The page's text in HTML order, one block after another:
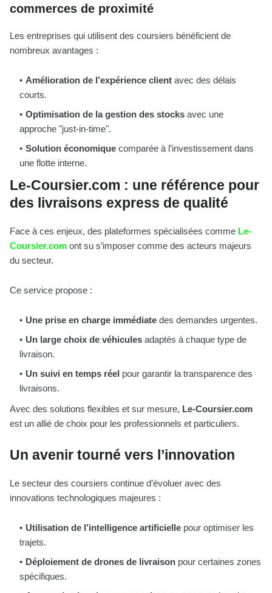
commerces de proximité
Les entreprises qui utilisent des coursiers bénéficient de
nombreux avantages :
Amélioration de l’expérience client avec des délais
courts.
Optimisation de la gestion des stocks avec une
approche "just-in-time".
Solution économique comparée à l’investissement dans
une flotte interne.
Le-Coursier.com : une référence pour
des livraisons express de qualité
Face à ces enjeux, des plateformes spécialisées comme Le-
Coursier.com ont su s’imposer comme des acteurs majeurs
du secteur.
Ce service propose :
Une prise en charge immédiate des demandes urgentes.
Un large choix de véhicules adaptés à chaque type de
livraison.
Un suivi en temps réel pour garantir la transparence des
livraisons.
Avec des solutions flexibles et sur mesure, Le-Coursier.com
est un allié de choix pour les professionnels et particuliers.
Un avenir tourné vers l’innovation
Le secteur des coursiers continue d’évoluer avec des
innovations technologiques majeures :
Utilisation de l’intelligence artificielle pour optimiser les
trajets.
Déploiement de drones de livraison pour certaines zones
spécifiques.